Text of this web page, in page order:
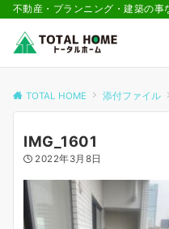
不動産・プランニング・建築の事
TOTAL HOME 添付ファイル
IMG_1601
2022年3月8日